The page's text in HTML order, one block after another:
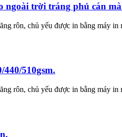
ngoài trời tráng phủ cán
rôn, chủ yếu được in bằng máy
510gsm.
rôn, chủ yếu được in bằng máy